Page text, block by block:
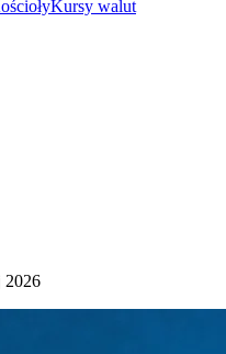
Kursy walut
2026